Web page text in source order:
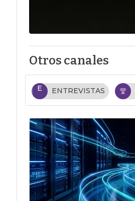
Otros canales
E ENTREVISTAS